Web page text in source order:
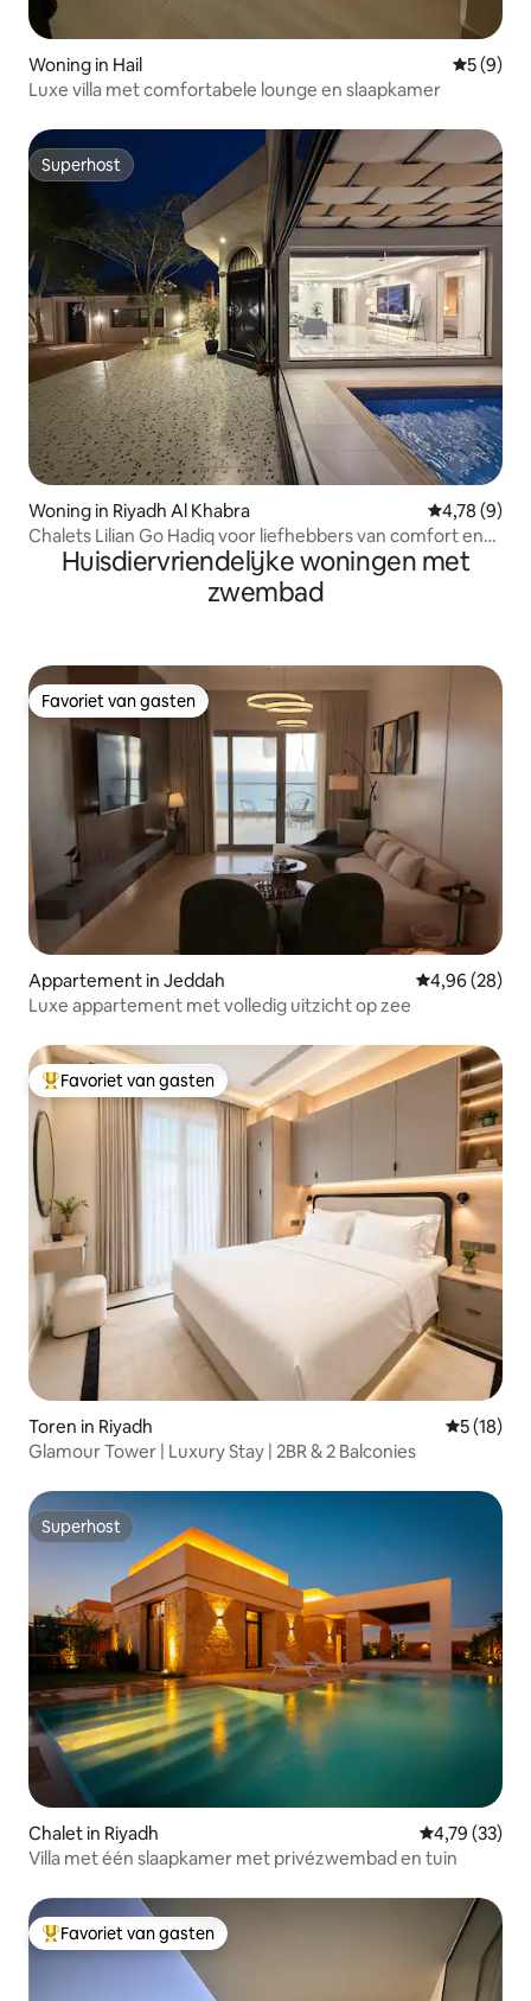
Woning in Hail
5 (9)
Luxe villa met comfortabele lounge en slaapkamer
Superhost
Superhost
Woning in Riyadh Al Khabra
4,78 (9)
Chalets Lilian Go Hadiq voor liefhebbers van comfort en
privacyHuisdiervriendelijke woningen met
zwembad
Favoriet van gasten
Favoriet van gasten
Appartement in Jeddah Gemiddelde
4,96 (28)
Luxe appartement met volledig uitzicht op zee
Topfavoriet van gasten
Favoriet van gasten
Toren in Riyadh
5 (18)
Glamour Tower | Luxury Stay | 2BR & 2 Balconies
Superhost
Superhost
Chalet in Riyadh Gemiddelde
4,79 (33)
Villa met één slaapkamer met privézwembad en tuin
Topfavoriet van gasten
Favoriet van gasten